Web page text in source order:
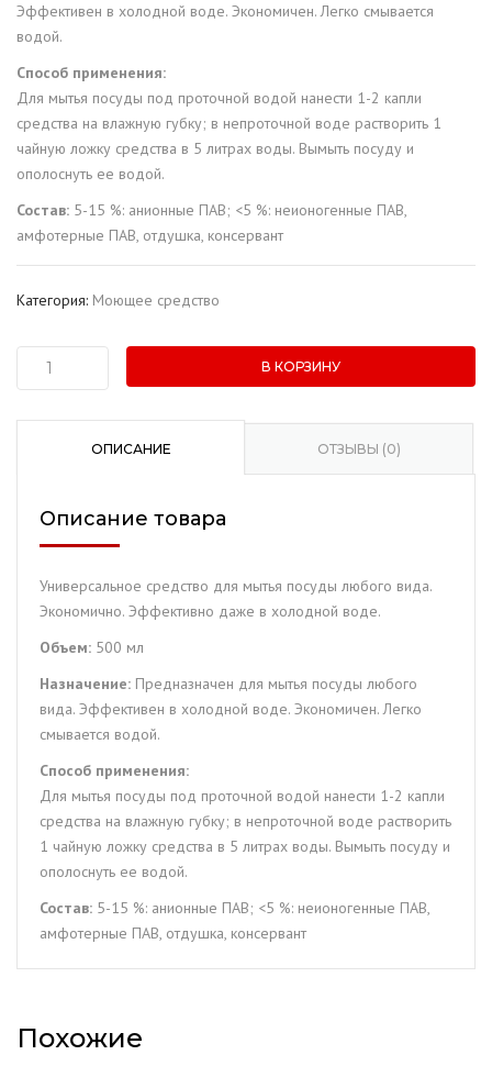
Эффективен в холодной воде. Экономичен. Легко смывается
водой.
Способ применения:
Для мытья посуды под проточной водой нанести 1-2 капли
средства на влажную губку; в непроточной воде растворить 1
чайную ложку средства в 5 литрах воды. Вымыть посуду и
ополоснуть ее водой.
Состав: 5-15 %: анионные ПАВ; <5 %: неионогенные ПАВ,
амфотерные ПАВ, отдушка, консервант
Категория: Моющее средство
Количество
Средство
"Day"
Клубника
(500
мл.)
В КОРЗИНУ
ОПИСАНИЕ ОТЗЫВЫ (0)
Описание товара
Универсальное средство для мытья посуды любого вида.
Экономично. Эффективно даже в холодной воде.
Объем: 500 мл
Назначение: Предназначен для мытья посуды любого
вида. Эффективен в холодной воде. Экономичен. Легко
смывается водой.
Способ применения:
Для мытья посуды под проточной водой нанести 1-2 капли
средства на влажную губку; в непроточной воде растворить
1 чайную ложку средства в 5 литрах воды. Вымыть посуду и
ополоснуть ее водой.
Состав: 5-15 %: анионные ПАВ; <5 %: неионогенные ПАВ,
амфотерные ПАВ, отдушка, консервант
Похожие